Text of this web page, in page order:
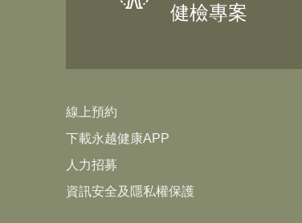
健檢專案
線上預約
下載永越健康APP
人力招募
資訊安全及隱私權保護